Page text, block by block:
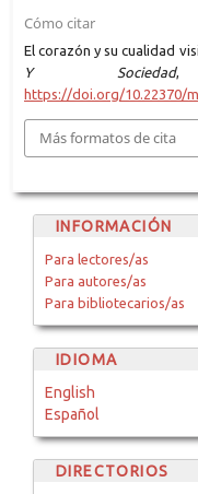
Cómo citar
El corazón y su cualidad
Y Sociedad
https://doi.org/10.22370/
Más formatos de cita
INFORMACIÓN
Para lectores/as
Para autores/as
Para bibliotecarios/as
IDIOMA
English
Español
DIRECTORIOS